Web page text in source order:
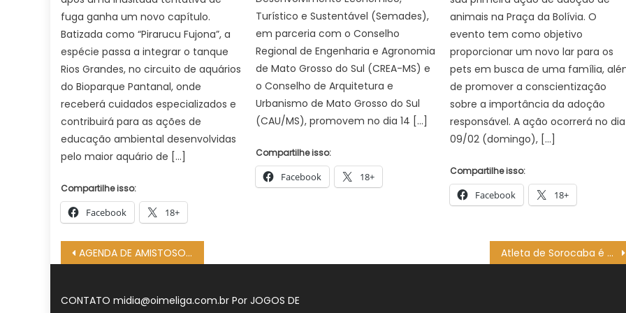
fuga ganha um novo capítulo.
Batizada como “Pirarucu Fujona”, a
espécie passa a integrar o tanque
Rios Grandes, no circuito de aquários
do Bioparque Pantanal, onde
receberá cuidados especializados e
contribuirá para as ações de
educação ambiental desenvolvidas
pelo maior aquário de […]
Compartilhe isso:
Facebook 18+
Turístico e Sustentável (Semades),
em parceria com o Conselho
Regional de Engenharia e Agronomia
de Mato Grosso do Sul (CREA-MS) e
o Conselho de Arquitetura e
Urbanismo de Mato Grosso do Sul
(CAU/MS), promovem no dia 14 […]
Compartilhe isso:
Facebook 18+
animais na Praça da Bolívia. O
evento tem como objetivo
proporcionar um novo lar para os
pets em busca de uma família,
de promover a conscientização
sobre a importância da adoção
responsável. A ação ocorrerá no dia
09/02 (domingo), […]
Compartilhe isso:
Facebook 18+
Navegação
de
Post
AGENDA DE AMISTOSO INTER-CLUBES – ONDE ASSISTIR, DATAS E HORÁRIOS Atleta de Sorocaba é campeão do Brazilian Boxing Organization – Agência de Notícias
CONTATOmidia@oimeliga.com.br PorJOGOS DE